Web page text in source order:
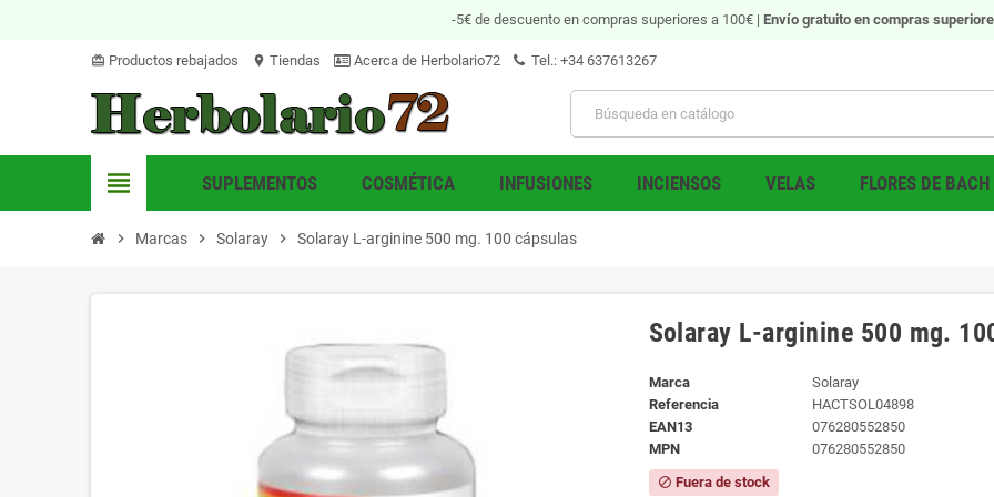
-5€ de descuento en compras superiores a 100€ | Envío gratuitoen compras
card_giftcard Productos rebajados location_on Tiendas Acerca de Herbolario72 Tel.: +34 637613267
view_headline SUPLEMENTOS COSMÉTICA INFUSIONES INCIENSOS VELAS FLORES DE BACH
chevron_right Marcas chevron_right Solaray chevron_right Solaray L-arginine 500 mg. 100 cápsulas
Solaray L-arginine 500 mg.
Marca
Solaray
Referencia
HACTSOL04898
EAN13
076280552850
MPN
076280552850
block Fuera de stock